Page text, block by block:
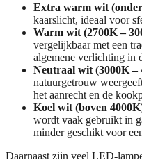
Extra warm wit
kaarslicht, ideaal voor
Warm wit (2700K –
vergelijkbaar met een
algemene verlichting in
Neutraal wit (3000K –
natuurgetrouw
het aanrecht en de
Koel wit (boven
wordt vaak gebruikt in
minder geschikt voor
Daarnaast zijn veel LED-